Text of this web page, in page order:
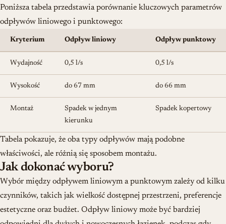
Poniższa tabela przedstawia porównanie kluczowych parametrów
odpływów liniowego i punktowego:
Kryterium Odpływ liniowy Odpływ punktowy
Wydajność 0,5 l/s 0,5 l/s
Wysokość do 67 mm do 66 mm
Montaż
Spadek w jednym
kierunku
Spadek kopertowy
Tabela pokazuje, że oba typy odpływów mają podobne
właściwości, ale różnią się sposobem montażu.
Jak dokonać wyboru?
Wybór między odpływem liniowym a punktowym zależy od kilku
czynników, takich jak wielkość dostępnej przestrzeni, preferencje
estetyczne oraz budżet. Odpływ liniowy może być bardziej